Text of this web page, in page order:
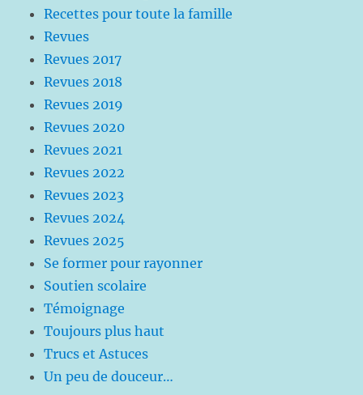
Recettes pour toute la famille
Revues
Revues 2017
Revues 2018
Revues 2019
Revues 2020
Revues 2021
Revues 2022
Revues 2023
Revues 2024
Revues 2025
Se former pour rayonner
Soutien scolaire
Témoignage
Toujours plus haut
Trucs et Astuces
Un peu de douceur…